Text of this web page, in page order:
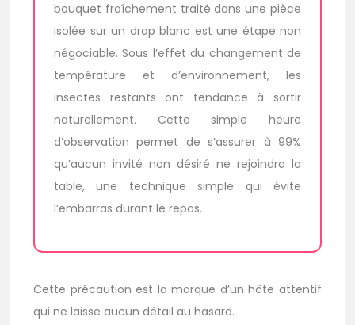
bouquet fraîchement traité dans une pièce
isolée sur un drap blanc est une étape non
négociable. Sous l’effet du changement de
température et d’environnement, les
insectes restants ont tendance à sortir
naturellement. Cette simple heure
d’observation permet de s’assurer à 99%
qu’aucun invité non désiré ne rejoindra la
table, une technique simple qui évite
l’embarras durant le repas.
Cette précaution est la marque d’un hôte attentif
qui ne laisse aucun détail au hasard.